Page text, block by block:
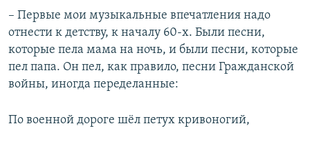
– Первые мои музыкальные впечатления надо
отнести к детству, к началу 60-х. Были песни,
которые пела мама на ночь, и были песни, которые
пел папа. Он пел, как правило, песни Гражданской
войны, иногда переделанные:
По военной дороге шёл петух кривоногий,